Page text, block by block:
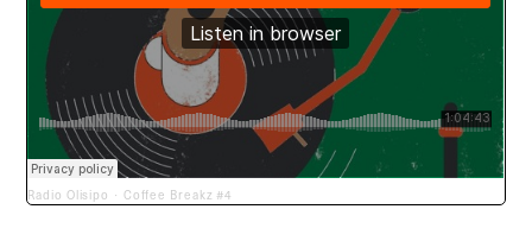
Radio Olisipo · Coffee Breakz #4